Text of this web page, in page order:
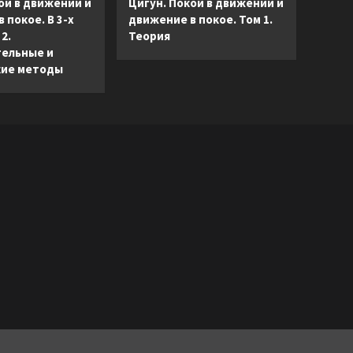
покое. В 3-х
и
методы
движение в покое. Том 1.
Теория